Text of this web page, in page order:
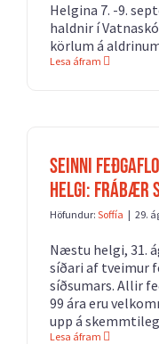
Helgina 7. -9.
haldnir í
körlum á
Lesa áfram
Seinni
helgi: Frábær
Höfundur: Soffía | 29.
Næstu helgi, 31.
síðari af tveimur
síðsumars. Allir
99 ára eru
upp á
Lesa áfram